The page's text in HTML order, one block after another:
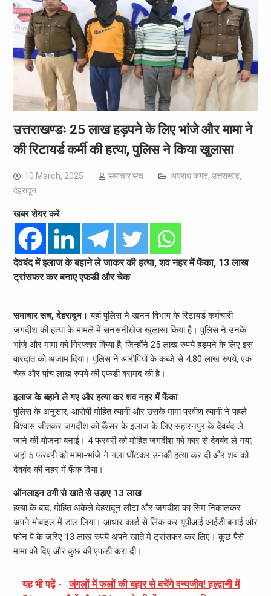
उत्तराखण्डः 25 लाख हड़पने के लिए भांजे और मामा ने
की रिटायर्ड कर्मी की हत्या, पुलिस ने किया खुलासा
10 March, 2025 समाचार सच अपराध जगत, उत्तराखंड,
देहरादून
खबर शेयर करें
देवबंद में इलाज के बहाने ले जाकर की हत्या, शव नहर में फेंका, 13 लाख
ट्रांसफर कर बनाए एफडी और चेक
समाचार सच, देहरादून। यहां पुलिस ने खनन विभाग के रिटायर्ड कर्मचारी
जगदीश की हत्या के मामले में सनसनीखेज खुलासा किया है। पुलिस ने उनके
भांजे और मामा को गिरफ्तार किया है, जिन्होंने 25 लाख रुपये हड़पने के लिए इस
वारदात को अंजाम दिया। पुलिस ने आरोपियों के कब्जे से 4.80 लाख रुपये, एक
चेक और पांच लाख रुपये की एफडी बरामद की है।
इलाज के बहाने ले गए और हत्या कर शव नहर में फेंका
पुलिस के अनुसार, आरोपी मोहित त्यागी और उसके मामा प्रवीण त्यागी ने पहले
विश्वास जीतकर जगदीश को कैंसर के इलाज के लिए सहारनपुर के देवबंद ले
जाने की योजना बनाई। 4 फरवरी को मोहित जगदीश को कार से देवबंद ले गया,
जहां 5 फरवरी को मामा-भांजे ने गला घोंटकर उनकी हत्या कर दी और शव को
देवबंद की नहर में फेंक दिया।
ऑनलाइन ठगी से खाते से उड़ाए 13 लाख
हत्या के बाद, मोहित अकेले देहरादून लौटा और जगदीश का सिम निकालकर
अपने मोबाइल में डाल लिया। आधार कार्ड से लिंक कर यूपीआई आईडी बनाई और
फोन पे के जरिए 13 लाख रुपये अपने खाते में ट्रांसफर कर लिए। कुछ पैसे
मामा को दिए और कुछ की एफडी करा दी।
यह भी पढ़ें -
जंगलों में फलों की बहार से बचेंगे वन्यजीव! हल्द्वानी में